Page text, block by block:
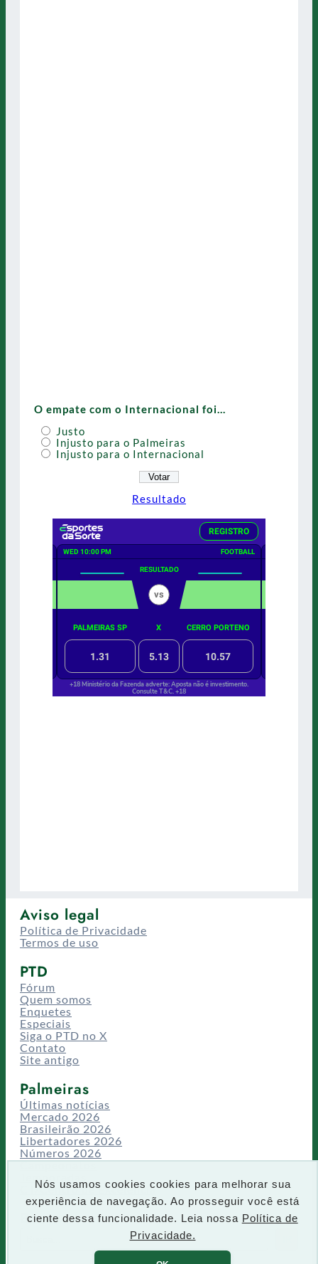
Nós usamos cookies cookies para melhorar sua
experiência de navegação. Ao prosseguir você está
ciente dessa funcionalidade. Leia nossa Política de
Privacidade.
O empate com o Internacional foi…
Justo
Injusto para o Palmeiras
Injusto para o Internacional
Resultado
Aviso legal
Política de Privacidade
Termos de uso
PTD
Fórum
Quem somos
Enquetes
Especiais
Siga o PTD no X
Contato
Site antigo
Palmeiras
Últimas notícias
Mercado 2026
Brasileirão 2026
Libertadores 2026
Números 2026
Campeonatos
Temporadas
CT/Centro de Excelência
Busca
P
e